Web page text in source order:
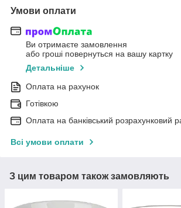
Умови оплати
Ви отримаєте замовлення
або гроші повернуться на вашу картку
Детальніше
Оплата на рахунок
Готівкою
Оплата на банківський розрахунковий
Всі умови оплати
З цим товаром також замовляють